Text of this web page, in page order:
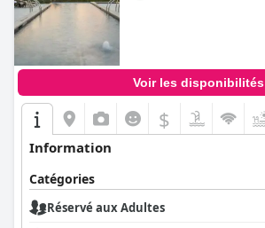
Voir les disponibilités
$
Information
Catégories
Réservé aux Adultes